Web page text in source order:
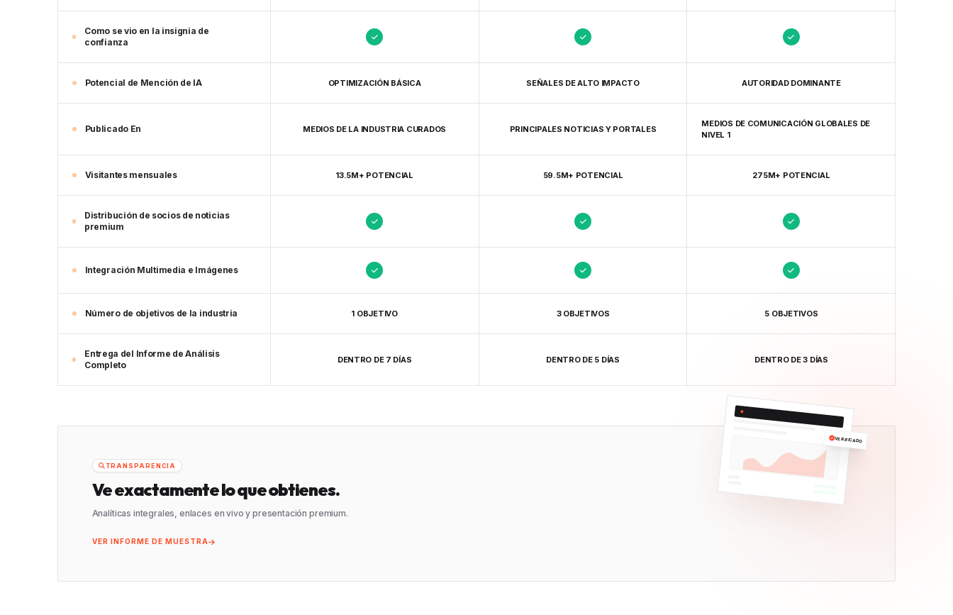
Como se vio en la insignia de
confianza
Potencial de Mención de IA OPTIMIZACIÓN BÁSICA SEÑALES DE ALTO IMPACTO AUTORIDAD DOMINANTE
Publicado En MEDIOS DE LA INDUSTRIA CURADOS PRINCIPALES NOTICIAS Y PORTALES
MEDIOS DE COMUNICACIÓN GLOBALES DE
NIVEL 1
Visitantes mensuales 13.5M+ POTENCIAL 59.5M+ POTENCIAL 275M+ POTENCIAL
Distribución de socios de noticias
premium
Integración Multimedia e Imágenes
Número de objetivos de la industria 1 OBJETIVO 3 OBJETIVOS 5 OBJETIVOS
Entrega del Informe de Análisis
Completo
DENTRO DE 7 DÍAS DENTRO DE 5 DÍAS DENTRO DE 3 DÍAS
TRANSPARENCIA
Ve exactamente lo que obtienes.
Analíticas integrales, enlaces en vivo y presentación premium.
VER INFORME DE MUESTRA
VERIFICADO